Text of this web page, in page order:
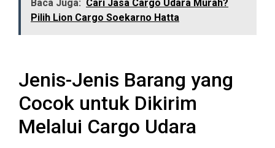
Baca Juga: Cari Jasa Cargo Udara Murah?
Pilih Lion Cargo Soekarno Hatta
Jenis-Jenis Barang yang
Cocok untuk Dikirim
Melalui Cargo Udara